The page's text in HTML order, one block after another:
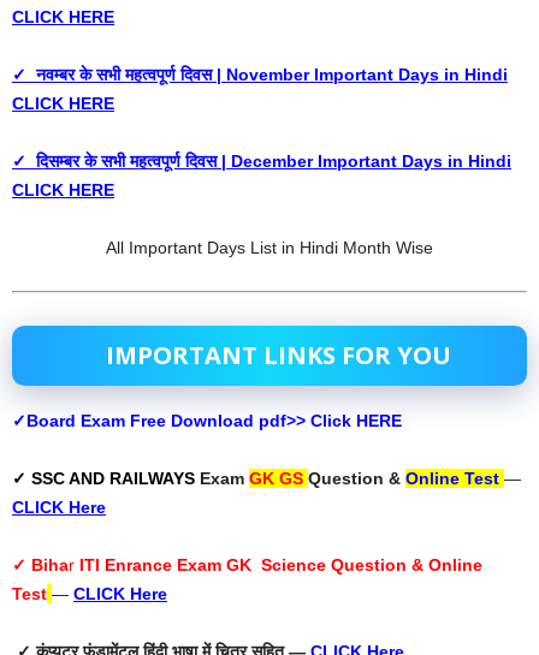
CLICK HERE
✓ नवम्बर के सभी महत्वपूर्ण दिवस | November Important Days in Hindi
CLICK HERE
✓ दिसम्बर के सभी महत्वपूर्ण दिवस | December Important Days in Hindi
CLICK HERE
All Important Days List in Hindi Month Wise
IMPORTANT LINKS FOR YOU
✓Board Exam Free Download pdf>> Click HERE
✓ SSC AND RAILWAYS Exam GK GS Question & Online Test —
CLICK Here
✓ Bihar ITI Enrance Exam GK Science Question & Online
Test — CLICK Here